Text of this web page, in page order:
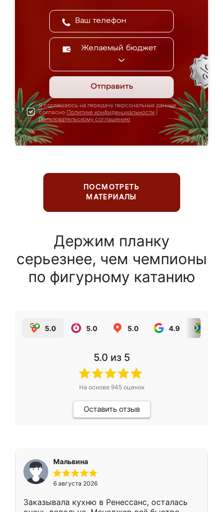
Желаемый бюджет
Отправить
Я соглашаюсь на передачу персональных данных
согласно Политике конфиденциальности
Пользовательскому соглашению
ПОСМОТРЕТЬ
МАТЕРИАЛЫ
Держим планку
серьезнее, чем чемпионы
по фигурному катанию
5.0 5.0 5.0 4.9
5.0 из 5
На основе 945оценок
Оставить отзыв
Мальвина
6 августа 2026
Заказывала кухню в Ренессанс, осталась